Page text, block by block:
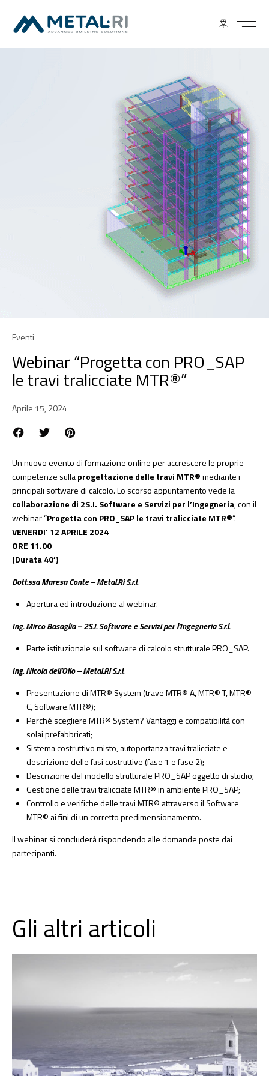
Eventi
Webinar “Progetta con PRO_SAP
le travi tralicciate MTR®”
Aprile 15, 2024
Un nuovo evento di formazione online per accrescere le proprie
competenze sullaprogettazione delle travi MTR®mediante i
principali software di calcolo. Lo scorso appuntamento vede la
collaborazione di 2S.I. Software e Servizi per l’Ingegneria, con il
webinar “Progetta con PRO_SAP le travi tralicciate MTR®“.
VENERDI’ 12 APRILE 2024
ORE 11.00
(Durata 40’)
Dott.ssa Maresa Conte – Metal.Ri S.r.l.
Apertura ed introduzione al webinar.
Ing. Mirco Basaglia – 2S.I. Software e Servizi per l’Ingegneria S.r.l.
Parte istituzionale sul software di calcolo strutturale PRO_SAP.
Ing. Nicola dell’Olio – Metal.Ri S.r.l.
Presentazione di MTR® System (trave MTR® A, MTR® T, MTR®
C, Software.MTR®);
Perché scegliere MTR® System? Vantaggi e compatibilità con
solai prefabbricati;
Sistema costruttivo misto, autoportanza travi tralicciate e
descrizione delle fasi costruttive (fase 1 e fase 2);
Descrizione del modello strutturale PRO_SAP oggetto di studio;
Gestione delle travi tralicciate MTR® in ambiente PRO_SAP;
Controllo e verifiche delle travi MTR® attraverso il Software
MTR® ai fini di un corretto predimensionamento.
Il webinar si concluderà rispondendo alle domande poste dai
partecipanti.
Gli altri articoli